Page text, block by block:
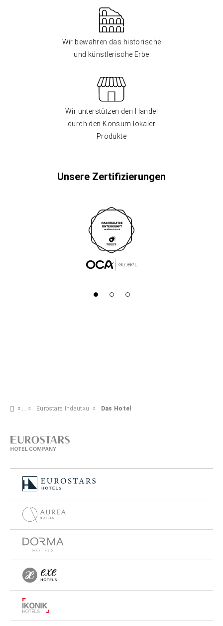
Wir bewahren das historische
und künstlerische Erbe
Wir unterstützen den Handel
durch den Konsum lokaler
Produkte
Unsere Zertifizierungen
Eurostars Indautxu Das Hotel